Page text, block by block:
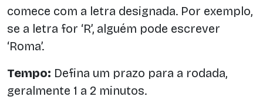
comece com a letra designada. Por exemplo,
se a letra for ‘R’, alguém pode escrever
‘Roma’.
Tempo: Defina um prazo para a rodada,
geralmente 1 a 2 minutos.